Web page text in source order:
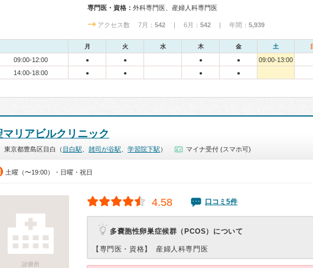
専門医・資格： 外科専門医、産婦人科専門医
アクセス数 7月： 542 | 6月： 542 | 年間： 5,939
月 火 水 木 金 土
09:00-12:00 ● ● ● ●
09:00-13:00
14:00-18:00
● ● ● ●
マリアビルクリニック
東京都豊島区目白（ 目白駅 雑司が谷駅 学習院下駅 ） マイナ受付 (スマホ可)
土曜（〜19:00）・日曜・祝日
診療所
4.58 口コミ5件
多嚢胞性卵巣症候群（PCOS）について
【専門医・資格】 産婦人科専門医